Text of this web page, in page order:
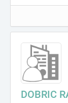
DOBRIC